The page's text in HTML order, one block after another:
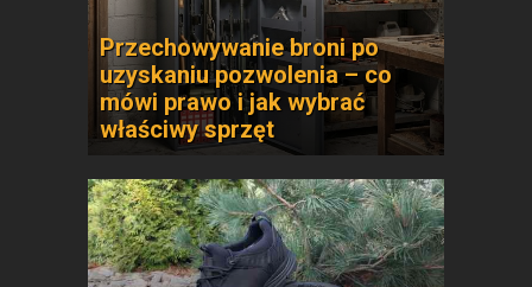
Przechowywanie broni po
uzyskaniu pozwolenia – co
mówi prawo i jak wybrać
właściwy sprzęt